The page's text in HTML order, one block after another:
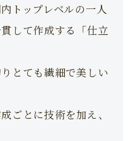
トップレベルの一人
して作成する「仕立
とても繊細で美しい
ごとに技術を加え、